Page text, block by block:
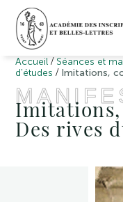
Accueil / Séances et
d'études / Imitations,
Des rives